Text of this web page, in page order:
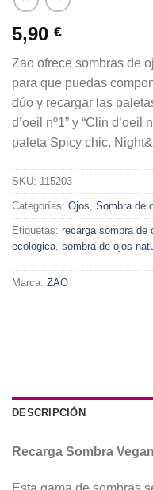
5,90 €
Zao ofrece sombras de
para que puedas
dúo y recargar las
d’oeil nº1” y “Clin d’oeil
paleta Spicy chic,
SKU: 115203
Categorías: Ojos, Sombra de
Etiquetas: recarga sombra de
ecologica, sombra de ojos
Marca: ZAO
DESCRIPCIÓN
Recarga Sombra